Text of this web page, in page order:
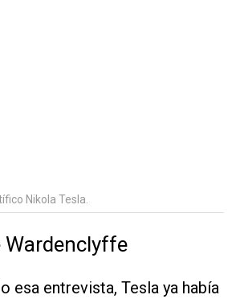
Nikola Tesla.
Wardenclyffe
esa entrevista, Tesla ya había